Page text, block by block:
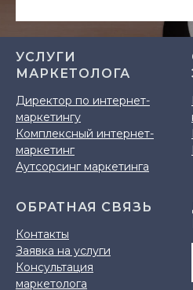
УСЛУГИ
МАРКЕТОЛОГА
Директор по интернет-
маркетингу
Комплексный интернет-
маркетинг
Аутсорсинг маркетинга
ОБРАТНАЯ СВЯЗЬ
Контакты
Заявка на услуги
Консультация
маркетолога